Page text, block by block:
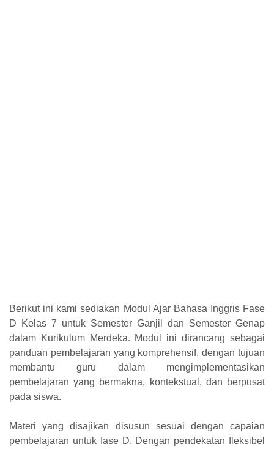
Berikut ini kami sediakan Modul Ajar Bahasa Inggris Fase
D Kelas 7 untuk Semester Ganjil dan Semester Genap
dalam Kurikulum Merdeka. Modul ini dirancang sebagai
panduan pembelajaran yang komprehensif, dengan tujuan
membantu guru dalam mengimplementasikan
pembelajaran yang bermakna, kontekstual, dan berpusat
pada siswa.
Materi yang disajikan disusun sesuai dengan capaian
pembelajaran untuk fase D. Dengan pendekatan fleksibel